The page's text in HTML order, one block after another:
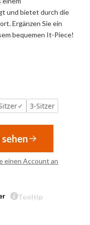
und bietet durch die
Ergänzen Sie ein
bequemen It-Piece!
3-Sitzer
einen Account an
Tooltip